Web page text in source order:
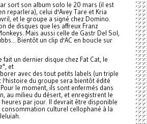
sort son album solo le 20 mars (il est
reparlera), celui d'Avey Tare et Kria
et le groupe a signé chez Domino.
de disques que les affreux Franz
Mais aussi celle de Gastr Del Sol,
Bientôt un clip d'AC en boucle sur
fait un dernier disque chez Fat Cat, le
et
avec des tout petits labels (un triple
l'histoire du groupe sera bientôt édité
le moment, ils sont enfermés dans
au milieu du désert, et enregistrent le
par jour. Il devrait être disponible
consommation culturel cellophané à la